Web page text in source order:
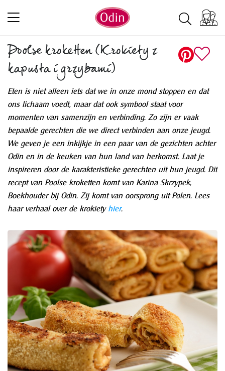
Poolse kroketten (Krokiety z
kapusta i grzybami)
Eten is niet alleen iets dat we in onze mond stoppen en dat
ons lichaam voedt, maar dat ook symbool staat voor
momenten van samenzijn en verbinding. Zo zijn er vaak
bepaalde gerechten die we direct verbinden aan onze jeugd.
We geven je een inkijkje in een paar van de gezichten achter
Odin en in de keuken van hun land van herkomst. Laat je
inspireren door de karakteristieke gerechten uit hun jeugd. Dit
recept van Poolse kroketten komt van Karina Skrzypek,
Boekhouder bij Odin. Zij komt van oorsprong uit Polen. Lees
haar verhaal over de krokiety hier.